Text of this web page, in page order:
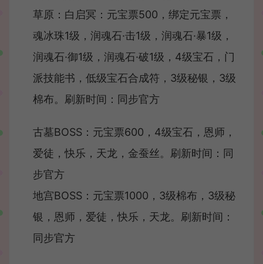
草原：白启冥：元宝票500，绑定元宝票，
魂冰珠1级，润魂石·击1级，润魂石·暴1级，
润魂石·御1级，润魂石·破1级，4级宝石，门
派技能书，低级宝石合成符，3级秘银，3级
棉布。刷新时间：同步官方
古墓BOSS：元宝票600，4级宝石，恩师，
爱徒，快乐，天龙，金蚕丝。刷新时间：同
步官方
地宫BOSS：元宝票1000，3级棉布，3级秘
银，恩师，爱徒，快乐，天龙。刷新时间：
同步官方